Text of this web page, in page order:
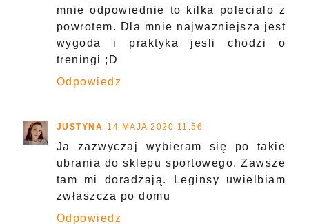
mnie odpowiednie to kilka polecialo z
powrotem. Dla mnie najwazniejsza jest
wygoda i praktyka jesli chodzi o
treningi ;D
Odpowiedz
JUSTYNA 14 MAJA 2020 11:56
Ja zazwyczaj wybieram się po takie
ubrania do sklepu sportowego. Zawsze
tam mi doradzają. Leginsy uwielbiam
zwłaszcza po domu
Odpowiedz